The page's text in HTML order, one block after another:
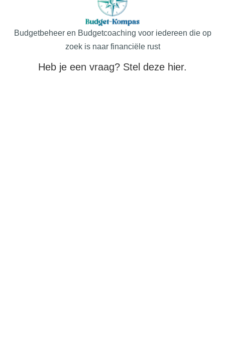
Budgetbeheer en Budgetcoaching voor iedereen die op
zoek is naar financiële rust
Heb je een vraag? Stel deze hier.